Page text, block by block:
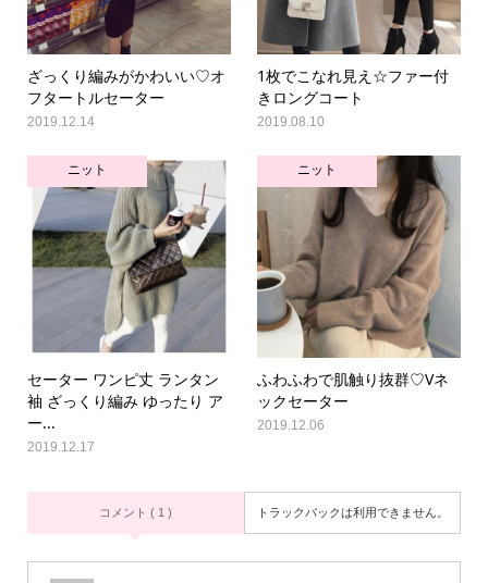
ざっくり編みがかわいい♡オ
フタートルセーター
2019.12.14
1枚でこなれ見え☆ファー付
きロングコート
2019.08.10
ニット
セーター ワンピ丈 ランタン
袖 ざっくり編み ゆったり ア
ー...
2019.12.17
ニット
ふわふわで肌触り抜群♡Vネ
ックセーター
2019.12.06
コメント ( 1 ) トラックバックは利用できません。